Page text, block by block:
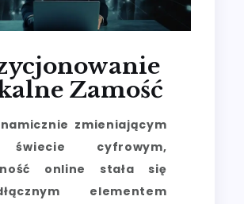
Zamość
zmieniającym
cyfrowym,
online stała się
elementem